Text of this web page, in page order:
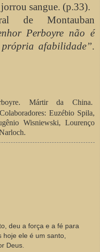
sangue. (p.33).
de Montauban
Perboyre não é
afabilidade”.
Mártir da China.
Euzébio Spila,
Wisniewski, Lourenço
deu a força e a fé para
ele é um santo,
Deus.